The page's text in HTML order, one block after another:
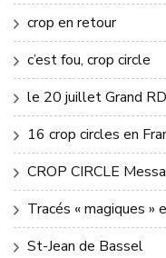
crop en retour
c’est fou, crop circle
le 20 juillet Grand
16 crop circles en
CROP CIRCLE
Tracés « magiques »
St-Jean de Bassel